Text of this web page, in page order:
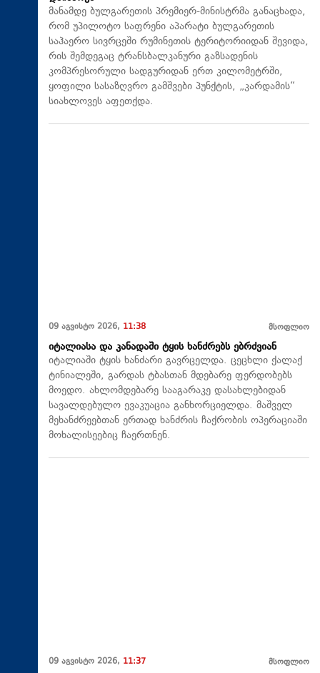
მანამდე ბულგარეთის პრემიერ-მინისტრმა განაცხადა,
რომ უპილოტო საფრენი აპარატი ბულგარეთის
საჰაერო სივრცეში რუმინეთის ტერიტორიიდან შევიდა,
რის შემდეგაც ტრანსბალკანური გაზსადენის
კომპრესორული სადგურიდან ერთ კილომეტრში,
ყოფილი სასაზღვრო გამშვები პუნქტის, „კარდამის“
სიახლოვეს აფეთქდა.
09 აგვისტო 2026, 11:38 მსოფლიო
იტალიასა და კანადაში ტყის ხანძრებს ებრძვიან
იტალიაში ტყის ხანძარი გავრცელდა. ცეცხლი ქალაქ
ტინიალეში, გარდას ტბასთან მდებარე ფერდობებს
მოედო. ახლომდებარე სააგარაკე დასახლებიდან
სავალდებულო ევაკუაცია განხორციელდა. მაშველ
მეხანძრეებთან ერთად ხანძრის ჩაქრობის ოპერაციაში
მოხალისეებიც ჩაერთნენ.
09 აგვისტო 2026, 11:37 მსოფლიო